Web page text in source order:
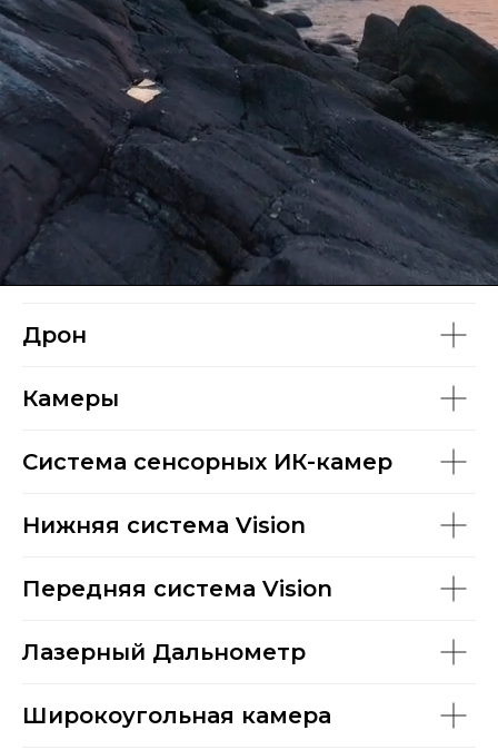
Дрон
Камеры
Система сенсорных ИК-камер
Нижняя система Vision
Передняя система Vision
Лазерный Дальнометр
Широкоугольная камера